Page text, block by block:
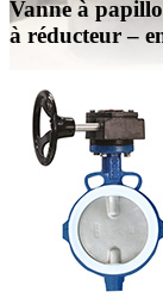
Vanne à
à réducteur –